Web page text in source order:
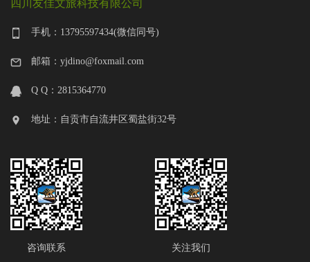
四川友佳文旅科技有限公司
手机：13795597434(微信同号)
邮箱：yjdino@foxmail.com
Q Q：2815364770
地址：自贡市自流井区蜀盐街32号
咨询联系 关注我们